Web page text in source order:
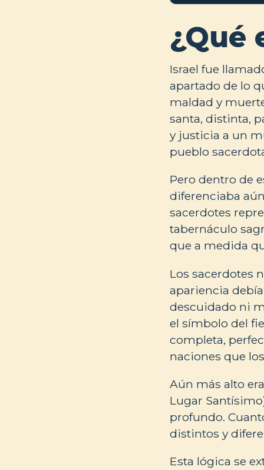
¿Qué
Israel fue
apartado de lo
maldad y
santa, distinta,
y justicia a un
pueblo
Pero dentro de
diferenciaba
sacerdotes
tabernáculo
que a medida
Los sacerdotes
apariencia
descuidado ni
el símbolo del
completa,
naciones que
Aún más alto
Lugar
profundo.
distintos y
Esta lógica se